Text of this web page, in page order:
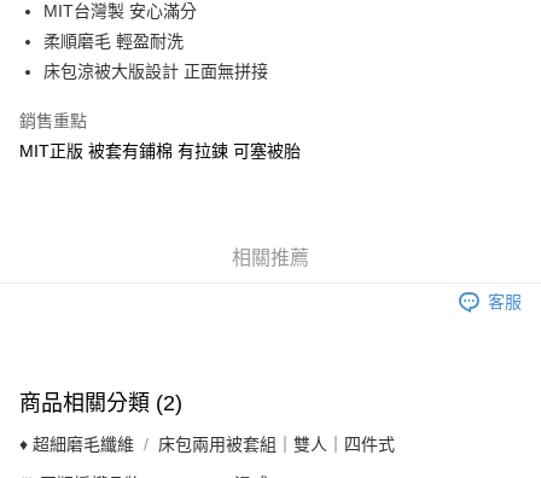
街口支付
悠遊付
Google Pay
ATM付款
宅配
每筆NT$80，滿NT$699(含以上)免運費
MIT台灣製 安心滿分
柔順磨毛 輕盈耐洗
床包涼被大版設計 正面無拼接
銷售重點
MIT正版 被套有鋪棉 有拉鍊 可塞被胎
相關推薦
客服
商品相關分類 (2)
♦ 超細磨毛纖維 床包兩用被套組｜雙人｜四件式